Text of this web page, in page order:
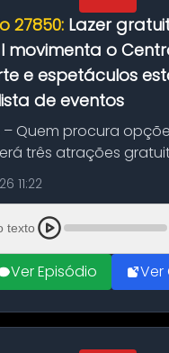
27850: Lazer
movimenta o
e espetáculos
de eventos
Quem procura
três atrações
segunda-feira (20) e
inclui uma
à história das ...
11:22
texto
Ver Episódio Ver